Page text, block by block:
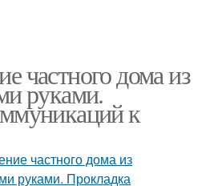
частного дома из
руками.
к